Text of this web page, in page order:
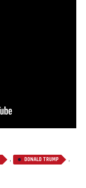
, DONALD TRUMP ,